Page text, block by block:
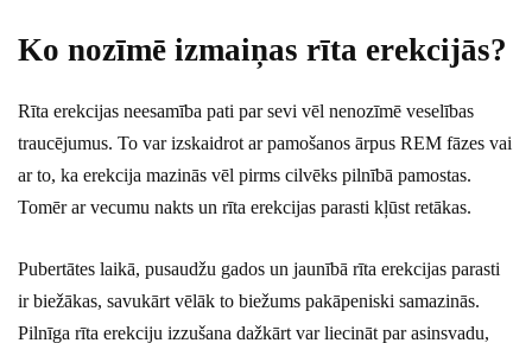
Ko nozīmē izmaiņas rīta erekcijās?
Rīta erekcijas neesamība pati par sevi vēl nenozīmē veselības
traucējumus. To var izskaidrot ar pamošanos ārpus REM fāzes vai
ar to, ka erekcija mazinās vēl pirms cilvēks pilnībā pamostas.
Tomēr ar vecumu nakts un rīta erekcijas parasti kļūst retākas.
Pubertātes laikā, pusaudžu gados un jaunībā rīta erekcijas parasti
ir biežākas, savukārt vēlāk to biežums pakāpeniski samazinās.
Pilnīga rīta erekciju izzušana dažkārt var liecināt par asinsvadu,